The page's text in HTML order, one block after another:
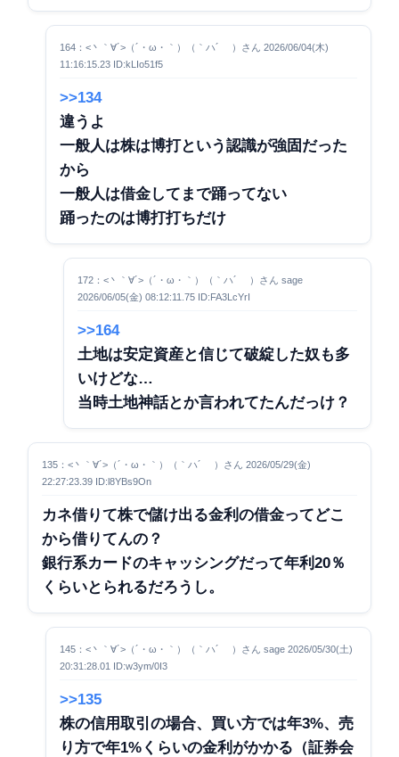
164：<丶｀∀´>（´・ω・｀）（｀ハ´ ）さん 2026/06/04(木)
11:16:15.23 ID:kLIo51f5
>>134
違うよ
一般人は株は博打という認識が強固だった
から
一般人は借金してまで踊ってない
踊ったのは博打打ちだけ
172：<丶｀∀´>（´・ω・｀）（｀ハ´ ）さん sage
2026/06/05(金) 08:12:11.75 ID:FA3LcYrI
>>164
土地は安定資産と信じて破綻した奴も多
いけどな…
当時土地神話とか言われてたんだっけ？
135：<丶｀∀´>（´・ω・｀）（｀ハ´ ）さん 2026/05/29(金)
22:27:23.39 ID:l8YBs9On
カネ借りて株で儲け出る金利の借金ってどこ
から借りてんの？
銀行系カードのキャッシングだって年利20％
くらいとられるだろうし。
145：<丶｀∀´>（´・ω・｀）（｀ハ´ ）さん sage 2026/05/30(土)
20:31:28.01 ID:w3ym/0I3
>>135
株の信用取引の場合、買い方では年3%、売
り方で年1%くらいの金利がかかる（証券会